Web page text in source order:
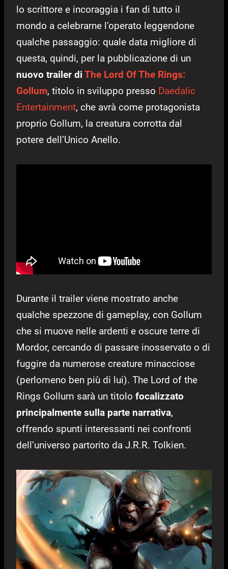
lo scrittore e incoraggia i fan di tutto il
mondo a celebrarne l’operato leggendone
qualche passaggio: quale data migliore di
questa, quindi, per la pubblicazione di un
nuovo trailer di The Lord Of The Rings:
Gollum, titolo in sviluppo presso Daedalic
Entertainment, che avrà come protagonista
proprio Gollum, la creatura corrotta dal
potere dell’Unico Anello.
Durante il trailer viene mostrato anche
qualche spezzone di gameplay, con Gollum
che si muove nelle ardenti e oscure terre di
Mordor, cercando di passare inosservato o di
fuggire da numerose creature minacciose
(perlomeno ben più di lui). The Lord of the
Rings Gollum sarà un titolo focalizzato
principalmente sulla parte narrativa,
offrendo spunti interessanti nei confronti
dell’universo partorito da J.R.R. Tolkien.